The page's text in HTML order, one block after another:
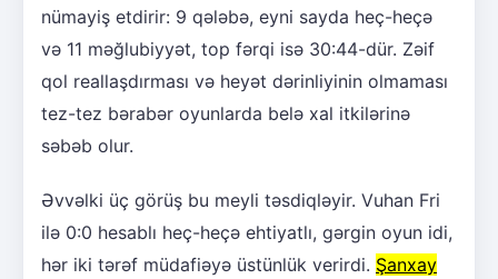
nümayiş etdirir: 9 qələbə, eyni sayda heç-heçə
və 11 məğlubiyyət, top fərqi isə 30:44-dür. Zəif
qol reallaşdırması və heyət dərinliyinin olmaması
tez-tez bərabər oyunlarda belə xal itkilərinə
səbəb olur.
Əvvəlki üç görüş bu meyli təsdiqləyir. Vuhan Fri
ilə 0:0 hesablı heç-heçə ehtiyatlı, gərgin oyun idi,
hər iki tərəf müdafiəyə üstünlük verirdi. Şanxay